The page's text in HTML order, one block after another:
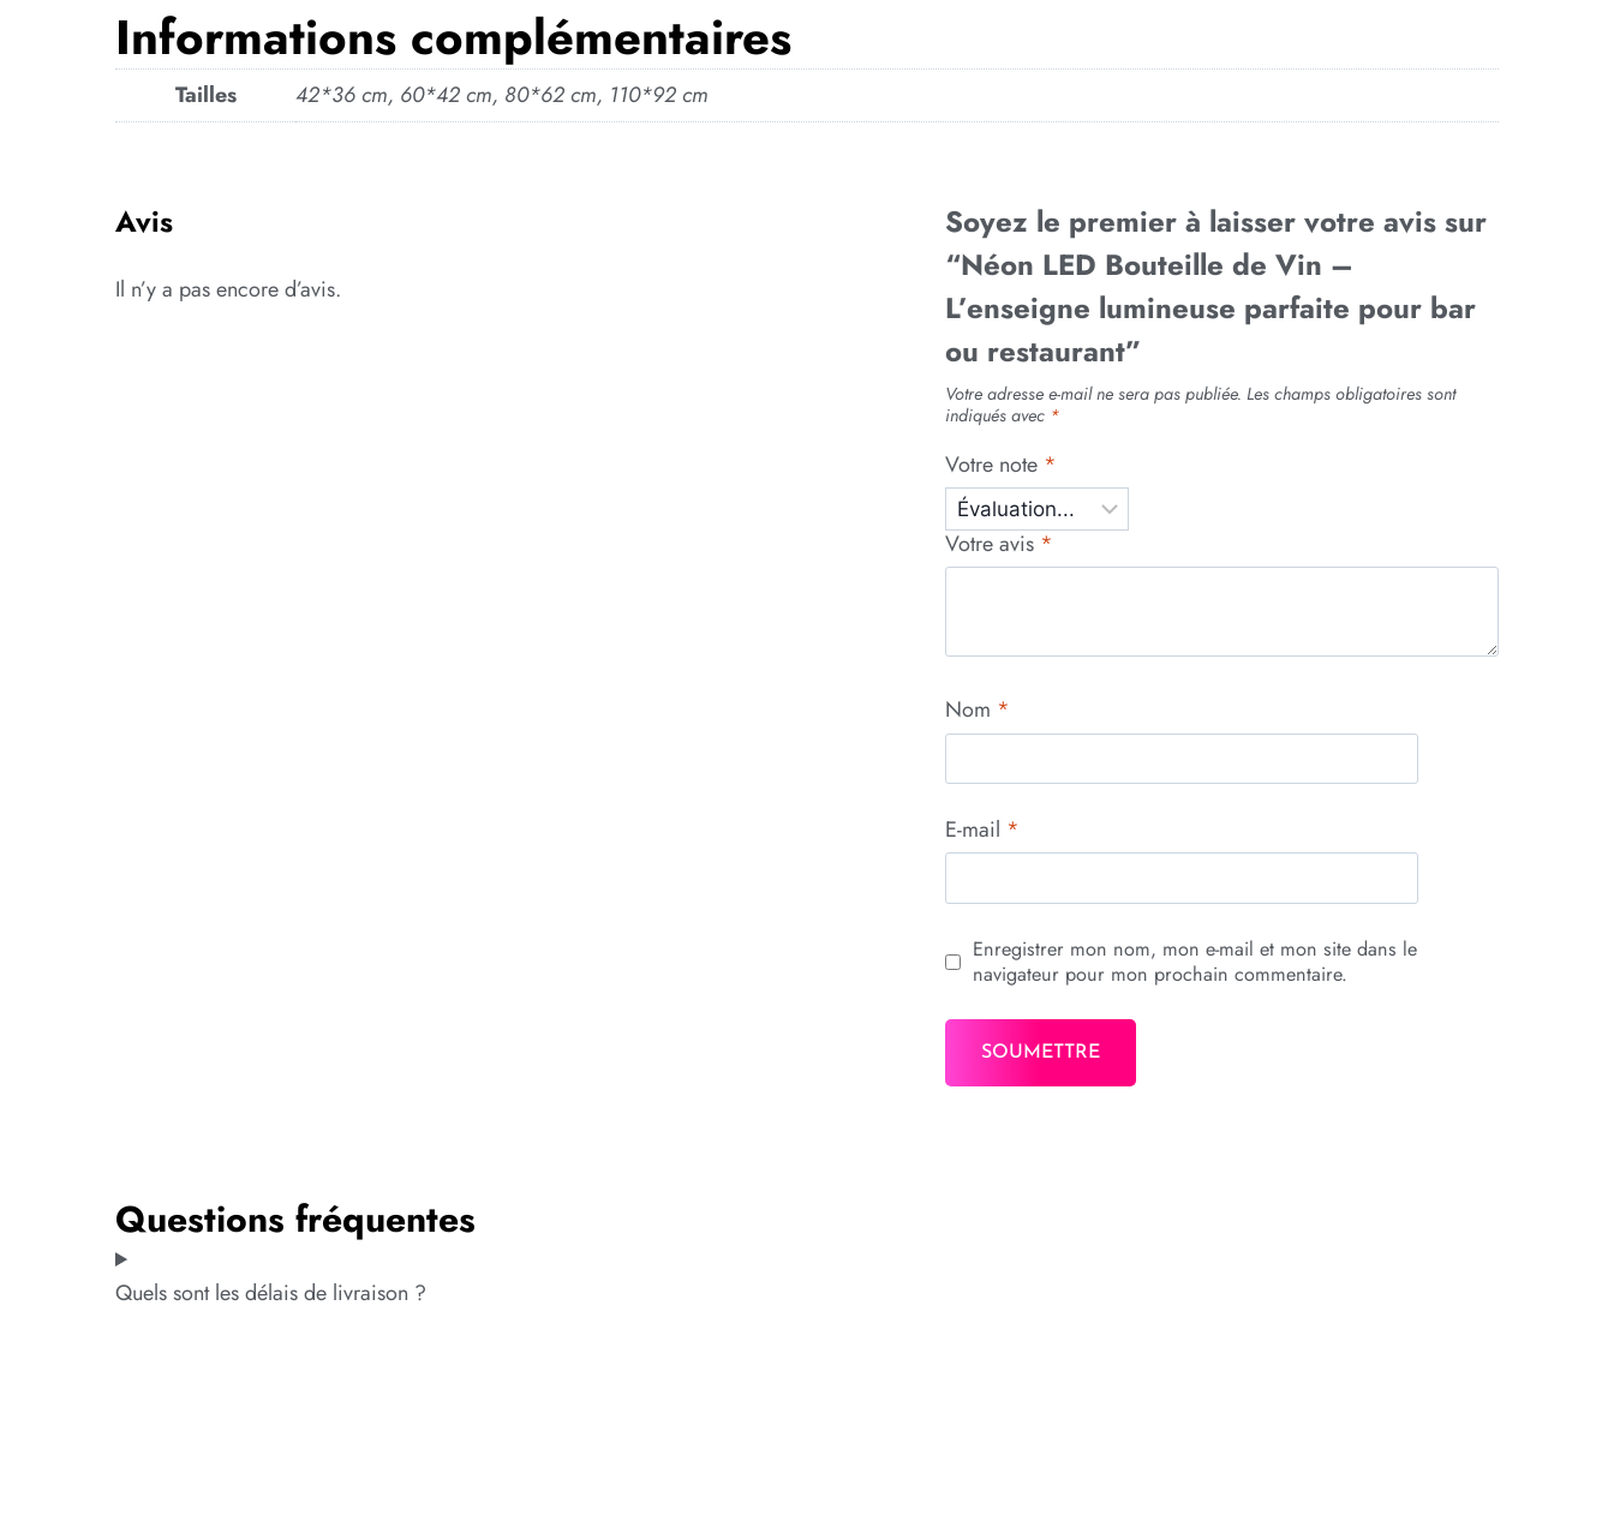
Informations complémentaires
Tailles 42*36 cm, 60*42 cm, 80*62 cm, 110*92 cm
Avis
Il n’y a pas encore d’avis.
Soyez le premier à laisser votre avis sur
“Néon LED Bouteille de Vin –
L’enseigne lumineuse parfaite pour bar
ou restaurant”
Votre adresse e-mail ne sera pas publiée. Les champs obligatoires sont
indiqués avec *
Votre note *
Votre avis *
Nom *
E-mail *
Enregistrer mon nom, mon e-mail et mon site dans le
navigateur pour mon prochain commentaire.
Questions fréquentes
Quels sont les délais de livraison ?